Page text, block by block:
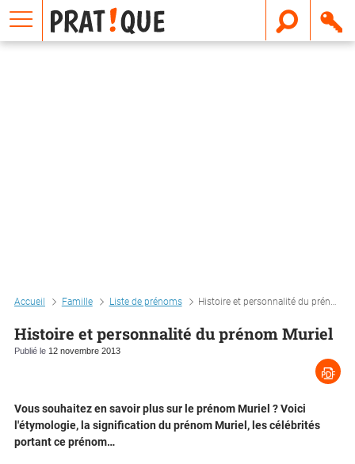
Accueil Famille Liste de prénoms Histoire et personnalité du prénom muriel
Histoire et personnalité du prénom Muriel
Publié le 12 novembre 2013
Vous souhaitez en savoir plus sur le prénom Muriel ? Voici
l'étymologie, la signification du prénom Muriel, les célébrités
portant ce prénom…
E
m
a